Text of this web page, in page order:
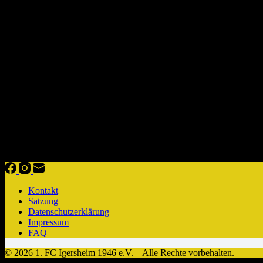
Kontakt
Satzung
Datenschutzerklärung
Impressum
FAQ
© 2026 1. FC Igersheim 1946 e.V. – Alle Rechte vorbehalten.